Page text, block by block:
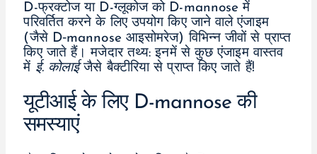
D-फ्रक्टोज या D-ग्लूकोज को D-mannose में
परिवर्तित करने के लिए उपयोग किए जाने वाले एंजाइम
(जैसे D‐mannose आइसोमरेज) विभिन्न जीवों से प्राप्त
किए जाते हैं। मजेदार तथ्य: इनमें से कुछ एंजाइम वास्तव
में ई. कोलाईजैसे बैक्टीरिया से प्राप्त किए जाते हैं!
यूटीआई के लिए D-mannose की
समस्याएं